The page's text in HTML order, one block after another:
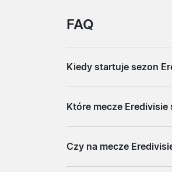
FAQ
Kiedy startuje sezon
poszczególnych
Które mecze
miejscach w
Czy na mecze